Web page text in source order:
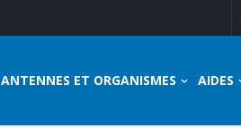
ANTENNES ET ORGANISMES AIDES